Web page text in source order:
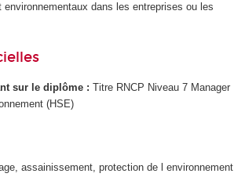
environnementaux dans les entreprises ou les
sur le diplôme : Titre RNCP Niveau 7Manager
(HSE)
assainissement, protection de l environnement